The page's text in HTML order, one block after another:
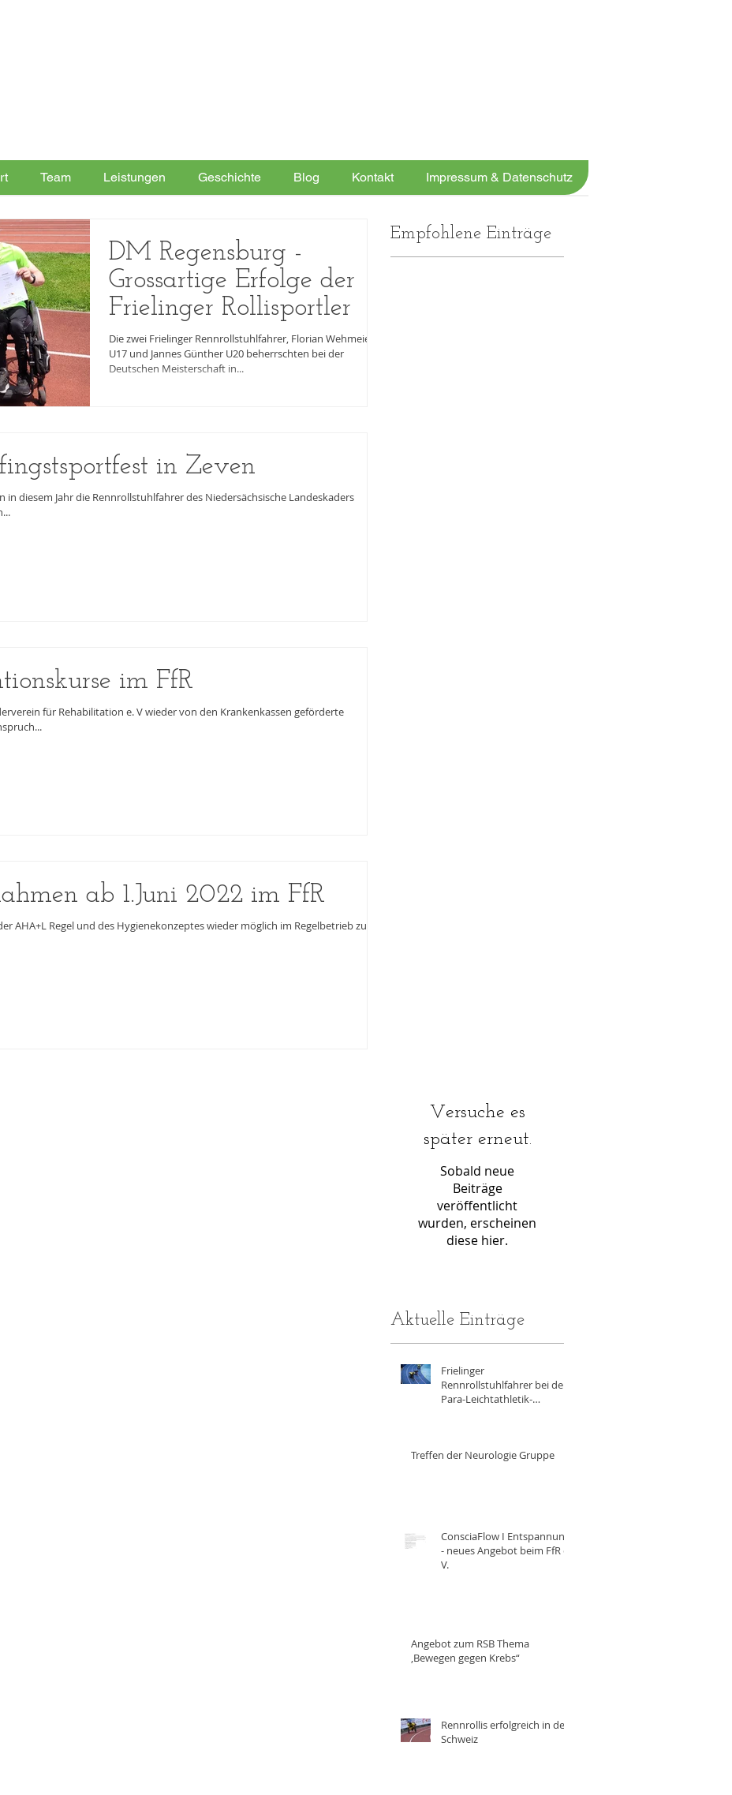
Team Leistungen Geschichte Blog Kontakt Impressum & Datenschutz
DM Regensburg -
Grossartige Erfolge der
Frielinger Rollisportler
Die zwei Frielinger Rennrollstuhlfahrer, Florian Wehmeier,
U17 und Jannes Günther U20 beherrschten bei der
Deutschen Meisterschaft in...
in Zeven
in diesem Jahr die Rennrollstuhlfahrer des Niedersächsische Landeskaders
im FfR
für Rehabilitation e. V wieder von den Krankenkassen geförderte
ab 1.Juni 2022 im FfR
AHA+L Regel und des Hygienekonzeptes wieder möglich im Regelbetrieb zu
Empfohlene Einträge
Versuche es
später erneut.
Sobald neue
Beiträge
veröffentlicht
wurden, erscheinen
diese hier.
Aktuelle Einträge
Frielinger
Rennrollstuhlfahrer bei der
Para-Leichtathletik-
Treffen der Neurologie Gruppe
ConsciaFlow I Entspannung
- neues Angebot beim FfR e.
V.
Angebot zum RSB Thema
,Bewegen gegen Krebs“
Rennrollis erfolgreich in der
Schweiz